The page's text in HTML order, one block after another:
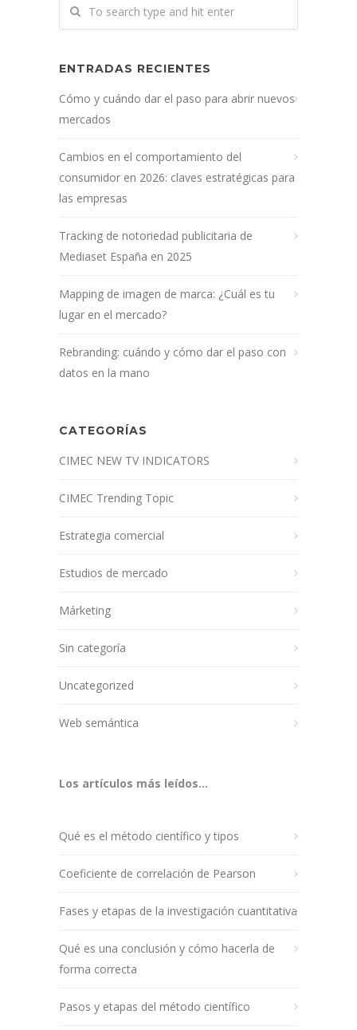
ENTRADAS RECIENTES
Cómo y cuándo dar el paso para abrir nuevos
mercados
Cambios en el comportamiento del
consumidor en 2026: claves estratégicas para
las empresas
Tracking de notoriedad publicitaria de
Mediaset España en 2025
Mapping de imagen de marca: ¿Cuál es tu
lugar en el mercado?
Rebranding: cuándo y cómo dar el paso con
datos en la mano
CATEGORÍAS
CIMEC NEW TV INDICATORS
CIMEC Trending Topic
Estrategia comercial
Estudios de mercado
Márketing
Sin categoría
Uncategorized
Web semántica
Los artículos más leídos...
Qué es el método científico y tipos
Coeficiente de correlación de Pearson
Fases y etapas de la investigación cuantitativa
Qué es una conclusión y cómo hacerla de
forma correcta
Pasos y etapas del método científico